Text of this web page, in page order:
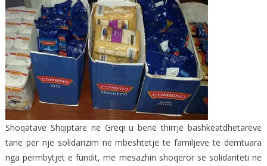
Shoqatave Shqiptare ne Greqi u bënë thirrje bashkëatdhetarëve
tanë për një solidarizim në mbështetje të familjeve të dëmtuara
nga përmbytjet e fundit, me mesazhin shoqëror se solidariteti në